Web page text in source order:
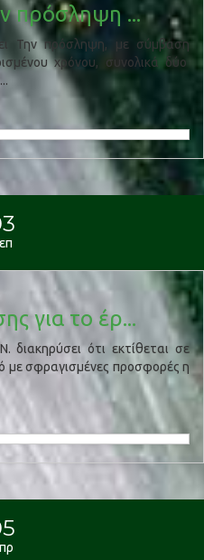
πρόσληψη ...
Την πρόσληψη, με σύμβαση
χρόνου, συνολικά δύο
για το έρ...
ότι εκτίθεται σε
με σφραγισμένες προσφορές η